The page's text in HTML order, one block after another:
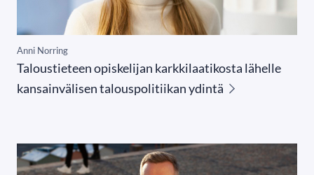
Anni Norring
Taloustieteen opiskelijan karkkilaatikosta lähelle
kansainvälisen talouspolitiikan ydintä